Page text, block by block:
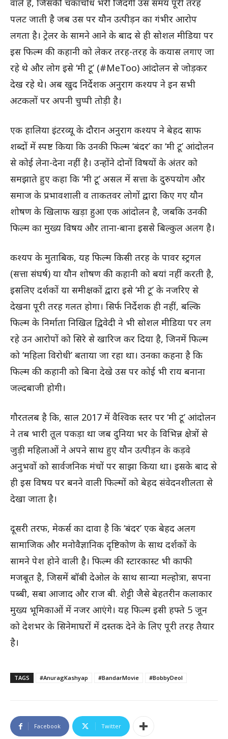
वाले हैं, जिसकी चकाचौंध भरी जिंदगी उस समय पूरी तरह
पलट जाती है जब उस पर यौन उत्पीड़न का गंभीर आरोप
लगता है। ट्रेलर के सामने आने के बाद से ही सोशल मीडिया पर
इस फिल्म की कहानी को लेकर तरह-तरह के कयास लगाए जा
रहे थे और लोग इसे ‘मी टू’ (#MeToo) आंदोलन से जोड़कर
देख रहे थे। अब खुद निर्देशक अनुराग कश्यप ने इन सभी
अटकलों पर अपनी चुप्पी तोड़ी है।
एक हालिया इंटरव्यू के दौरान अनुराग कश्यप ने बेहद साफ
शब्दों में स्पष्ट किया कि उनकी फिल्म ‘बंदर’ का ‘मी टू’ आंदोलन
से कोई लेना-देना नहीं है। उन्होंने दोनों विषयों के अंतर को
समझाते हुए कहा कि ‘मी टू’ असल में सत्ता के दुरुपयोग और
समाज के प्रभावशाली व ताकतवर लोगों द्वारा किए गए यौन
शोषण के खिलाफ खड़ा हुआ एक आंदोलन है, जबकि उनकी
फिल्म का मुख्य विषय और ताना-बाना इससे बिल्कुल अलग है।
कश्यप के मुताबिक, यह फिल्म किसी तरह के पावर स्ट्रगल
(सत्ता संघर्ष) या यौन शोषण की कहानी को बयां नहीं करती है,
इसलिए दर्शकों या समीक्षकों द्वारा इसे ‘मी टू’ के नजरिए से
देखना पूरी तरह गलत होगा। सिर्फ निर्देशक ही नहीं, बल्कि
फिल्म के निर्माता निखिल द्विवेदी ने भी सोशल मीडिया पर लग
रहे उन आरोपों को सिरे से खारिज कर दिया है, जिनमें फिल्म
को ‘महिला विरोधी’ बताया जा रहा था। उनका कहना है कि
फिल्म की कहानी को बिना देखे उस पर कोई भी राय बनाना
जल्दबाजी होगी।
गौरतलब है कि, साल 2017 में वैश्विक स्तर पर ‘मी टू’ आंदोलन
ने तब भारी तूल पकड़ा था जब दुनिया भर के विभिन्न क्षेत्रों से
जुड़ी महिलाओं ने अपने साथ हुए यौन उत्पीड़न के कड़वे
अनुभवों को सार्वजनिक मंचों पर साझा किया था। इसके बाद से
ही इस विषय पर बनने वाली फिल्मों को बेहद संवेदनशीलता से
देखा जाता है।
दूसरी तरफ, मेकर्स का दावा है कि ‘बंदर’ एक बेहद अलग
सामाजिक और मनोवैज्ञानिक दृष्टिकोण के साथ दर्शकों के
सामने पेश होने वाली है। फिल्म की स्टारकास्ट भी काफी
मजबूत है, जिसमें बॉबी देओल के साथ सान्या मल्होत्रा, सपना
पब्बी, सबा आजाद और राज बी. शेट्टी जैसे बेहतरीन कलाकार
मुख्य भूमिकाओं में नजर आएंगे। यह फिल्म इसी हफ्ते 5 जून
को देशभर के सिनेमाघरों में दस्तक देने के लिए पूरी तरह तैयार
है।
TAGS #AnuragKashyap #BandarMovie #BobbyDeol
Facebook Twitter